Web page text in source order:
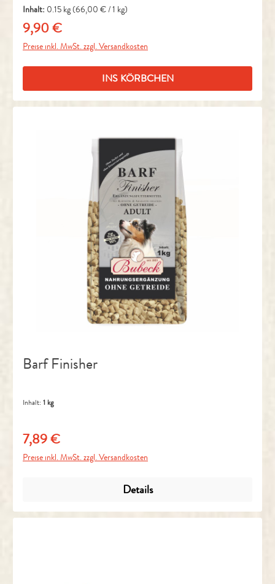
Inhalt: 0.15 kg(66,00 € / 1 kg)
Regulärer Preis:
9,90 €
Preise inkl. MwSt. zzgl. Versandkosten
INS KÖRBCHEN
Barf Finisher
Inhalt: 1 kg
Regulärer Preis:
7,89 €
Preise inkl. MwSt. zzgl. Versandkosten
Details